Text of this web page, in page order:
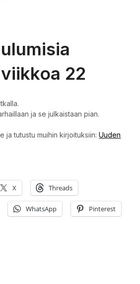
22
ja se julkaistaan pian.
ja tutustu muihin kirjoituksiin:Uuden
X Threads
WhatsApp Pinterest